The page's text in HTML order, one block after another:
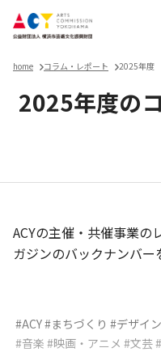
home コラム・レポート 2025年度
2025年度の
ACYの主催・共催事業の
ガジンのバックナンバー
コラム・レポ
#ACY#まちづくり #デザイン
#音楽 #映画・アニメ #文芸